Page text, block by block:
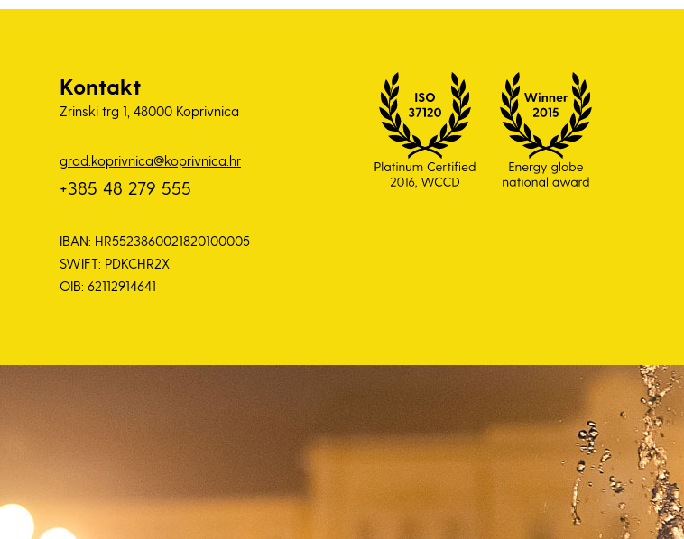
Kontakt
Zrinski trg 1, 48000 Koprivnica
grad.koprivnica@koprivnica.hr
+385 48 279 555
IBAN: HR5523860021820100005
SWIFT: PDKCHR2X
OIB: 62112914641